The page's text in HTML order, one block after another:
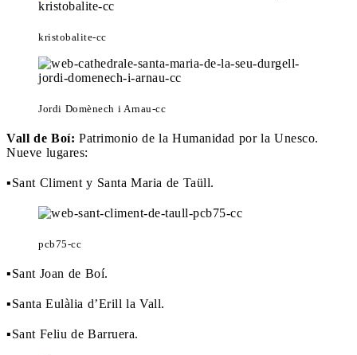
kristobalite-cc
Jordi Domènech i Arnau-cc
Vall de Boí: Patrimonio de la Humanidad por la Unesco.
Nueve lugares:
▪Sant Climent y Santa Maria de Taüll.
pcb75-cc
▪Sant Joan de Boí.
▪Santa Eulàlia d’Erill la Vall.
▪Sant Feliu de Barruera.